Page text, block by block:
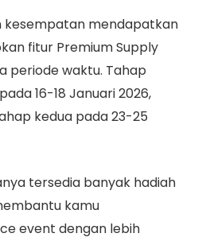
kesempatan mendapatkan
fitur Premium Supply
periode waktu. Tahap
16-18 Januari 2026,
kedua pada 23-25
tersedia banyak hadiah
kamu
event dengan lebih